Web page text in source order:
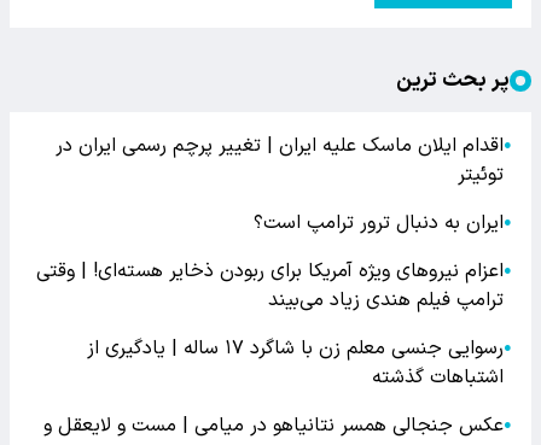
پر بحث ترین
●اقدام ایلان ماسک علیه ایران | تغییر پرچم رسمی ایران در
توئیتر
●ایران به دنبال ترور ترامپ است؟
●اعزام نیروهای ویژه آمریکا برای ربودن ذخایر هسته‌ای! | وقتی
ترامپ فیلم هندی زیاد می‌بیند
●
رسوایی جنسی معلم زن با شاگرد ۱۷ ساله | یادگیری از
اشتباهات گذشته
●عکس جنجالی همسر نتانیاهو در میامی | مست و لایعقل و